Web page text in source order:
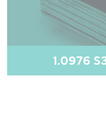
1.0976